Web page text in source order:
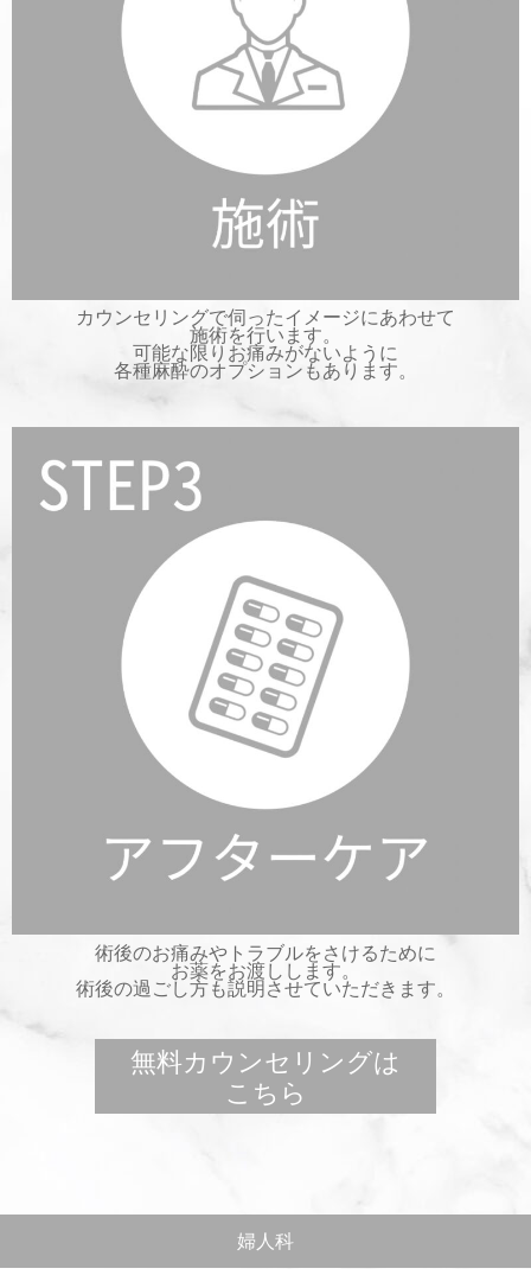
カウンセリングで伺ったイメージにあわせて
施術を行います。
可能な限りお痛みがないように
各種麻酔のオプションもあります。
術後のお痛みやトラブルをさけるために
お薬をお渡しします。
術後の過ごし方も説明させていただきます。
無料カウンセリングは
こちら
婦人科